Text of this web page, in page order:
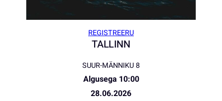
REGISTREERU
TALLINN
SUUR-MÄNNIKU 8
Algusega 10:00
28.06.2026